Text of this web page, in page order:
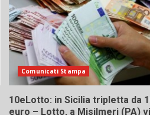
Comunicati Stampa
10eLotto: in Sicilia tripletta da
euro – Lotto, a Misilmeri (PA)